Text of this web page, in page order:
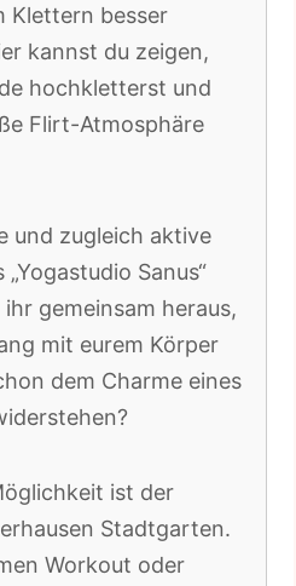
Klettern besser
kannst du zeigen,
hochkletterst und
Flirt-Atmosphäre
und zugleich aktive
Sanus“
gemeinsam heraus,
mit eurem Körper
dem Charme eines
ist der
Stadtgarten.
Workout oder